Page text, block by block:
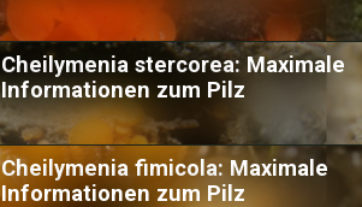
Cheilymenia stercorea: Maximale
Informationen zum Pilz
Cheilymenia fimicola: Maximale
Informationen zum Pilz